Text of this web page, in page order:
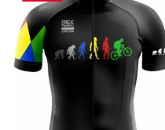
se
pueden
elegir
en